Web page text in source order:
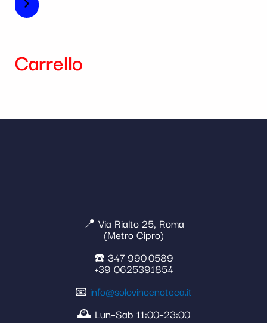
Carrello
📍 Via Rialto 25, Roma
(Metro Cipro)
☎️ 347 990 0589
+39 0625391854
📧 info@solovinoenoteca.it
🕰️ Lun–Sab 11:00–23:00